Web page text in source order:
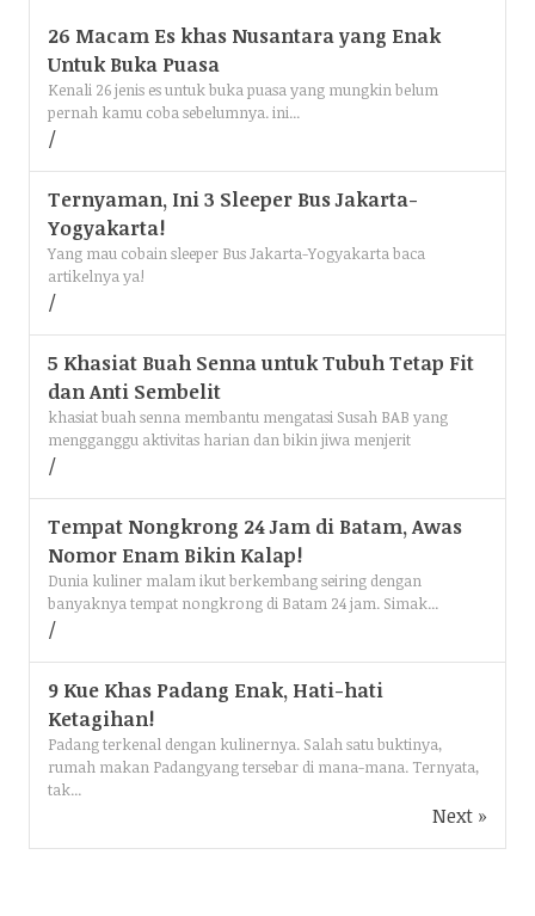
26 Macam Es khas Nusantara yang Enak
Untuk Buka Puasa
Kenali 26 jenis es untuk buka puasa yang mungkin belum
pernah kamu coba sebelumnya. ini...
Ternyaman, Ini 3 Sleeper Bus Jakarta-
Yogyakarta!
Yang mau cobain sleeper Bus Jakarta-Yogyakarta baca
artikelnya ya!
5 Khasiat Buah Senna untuk Tubuh Tetap Fit
dan Anti Sembelit
khasiat buah senna membantu mengatasi Susah BAB yang
mengganggu aktivitas harian dan bikin jiwa menjerit
Tempat Nongkrong 24 Jam di Batam, Awas
Nomor Enam Bikin Kalap!
Dunia kuliner malam ikut berkembang seiring dengan
banyaknya tempat nongkrong di Batam 24 jam. Simak...
9 Kue Khas Padang Enak, Hati-hati
Ketagihan!
Padang terkenal dengan kulinernya. Salah satu buktinya,
rumah makan Padangyang tersebar di mana-mana. Ternyata,
tak...
Next »